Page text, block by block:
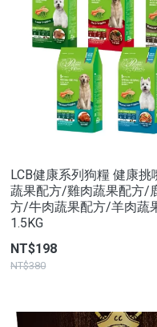
LCB健康系列狗糧 健康挑
蔬果配方/雞肉蔬果配方/
方/牛肉蔬果配方/羊肉蔬
1.5KG
NT$198
NT$380